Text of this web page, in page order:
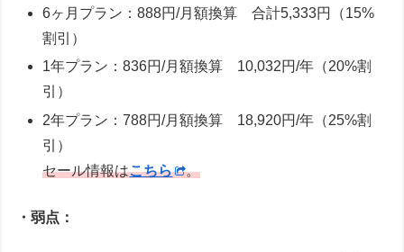
6ヶ月プラン：888円/月額換算 合計5,333円（15%
割引）
1年プラン：836円/月額換算 10,032円/年（20%割
引）
2年プラン：788円/月額換算 18,920円/年（25%割
引）
セール情報はこちら 。
・弱点：